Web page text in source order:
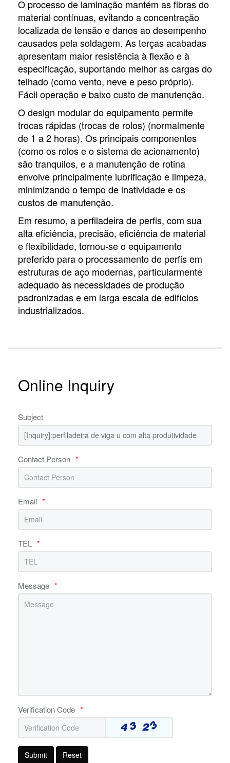
O processo de laminação mantém as fibras do
material contínuas, evitando a concentração
localizada de tensão e danos ao desempenho
causados pela soldagem. As terças acabadas
apresentam maior resistência à flexão e à
especificação, suportando melhor as cargas do
telhado (como vento, neve e peso próprio).
Fácil operação e baixo custo de manutenção.
O design modular do equipamento permite
trocas rápidas (trocas de rolos) (normalmente
de 1 a 2 horas). Os principais componentes
(como os rolos e o sistema de acionamento)
são tranquilos, e a manutenção de rotina
envolve principalmente lubrificação e limpeza,
minimizando o tempo de inatividade e os
custos de manutenção.
Em resumo, a perfiladeira de perfis, com sua
alta eficiência, precisão, eficiência de material
e flexibilidade, tornou-se o equipamento
preferido para o processamento de perfis em
estruturas de aço modernas, particularmente
adequado às necessidades de produção
padronizadas e em larga escala de edifícios
industrializados.
Online Inquiry
Subject
Contact Person *
Email *
TEL *
Message *
Verification Code *
Submit Reset